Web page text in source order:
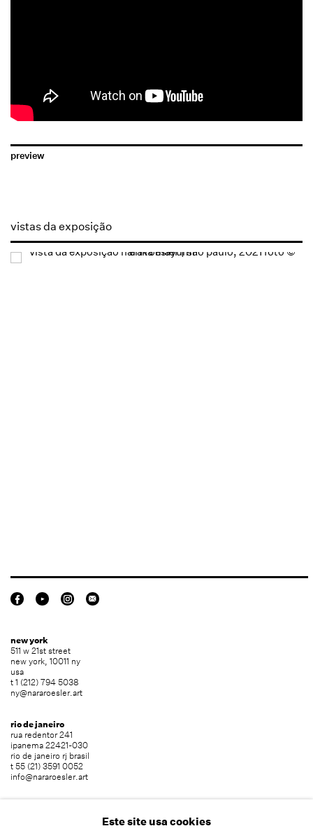
preview
vistas da exposição
Open a larger version of the following image in a popup:
new york
511 w 21st street
new york, 10011 ny
usa
t 1 (212) 794 5038
ny@nararoesler.art
rio de janeiro
rua redentor 241
ipanema 22421-030
rio de janeiro rj brasil
t 55 (21) 3591 0052
info@nararoesler.art
jardim europa 01449-001
Este site usa cookies